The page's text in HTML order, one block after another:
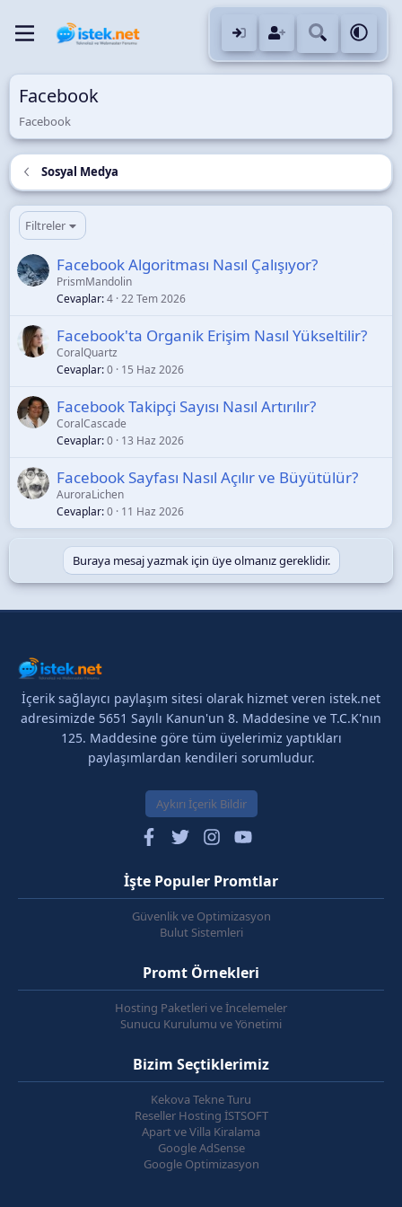
Facebook
Facebook
Sosyal Medya
Filtreler
Facebook Algoritması Nasıl Çalışıyor?
PrismMandolin
Cevaplar 4 22 Tem 2026
Facebook'ta Organik Erişim Nasıl Yükseltilir?
CoralQuartz
Cevaplar 0 15 Haz 2026
Facebook Takipçi Sayısı Nasıl Artırılır?
CoralCascade
Cevaplar 0 13 Haz 2026
Facebook Sayfası Nasıl Açılır ve Büyütülür?
AuroraLichen
Cevaplar 0 11 Haz 2026
Buraya mesaj yazmak için üye olmanız gereklidir.
İçerik sağlayıcı paylaşım sitesi olarak hizmet veren istek.net
adresimizde 5651 Sayılı Kanun'un 8. Maddesine ve T.C.K'nın
125. Maddesine göre tüm üyelerimiz yaptıkları
paylaşımlardan kendileri sorumludur.
Aykırı İçerik Bildir
İşte Populer Promtlar
Güvenlik ve Optimizasyon
Bulut Sistemleri
Promt Örnekleri
Hosting Paketleri ve İncelemeler
Sunucu Kurulumu ve Yönetimi
Bizim Seçtiklerimiz
Kekova Tekne Turu
Reseller Hosting İSTSOFT
Apart ve Villa Kiralama
Google AdSense
Google Optimizasyon